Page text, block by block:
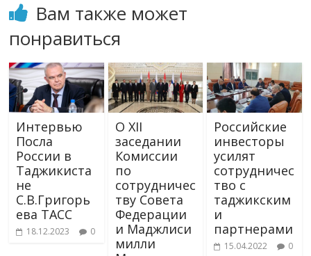
Вам также может
понравиться
Интервью
Посла
России в
Таджикиста
не
С.В.Григорь
ева ТАСС
18.12.2023 0
О XII
заседании
Комиссии
по
сотрудничес
тву Совета
Федерации
и Маджлиси
милли
Российские
инвесторы
усилят
сотрудничес
тво с
таджикским
и
партнерами
15.04.2022 0